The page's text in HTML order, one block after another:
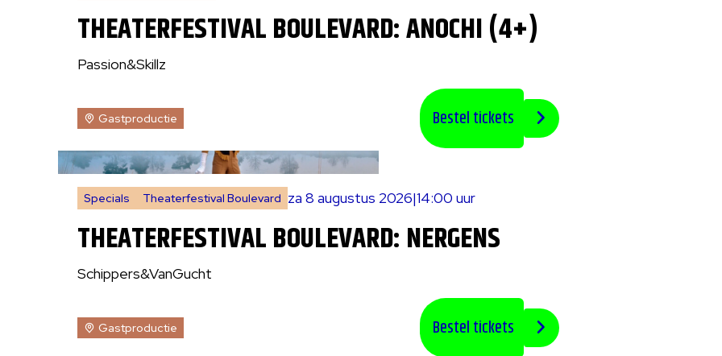
THEATERFESTIVAL BOULEVARD: ANOCHI (4+)
Passion&Skillz
Gastproductie Bestel tickets
THEATERFESTIVAL BOULEVARD: NERGENS
Specials Theaterfestival Boulevard za 8 augustus 2026|14:00 uur
Schippers&VanGucht
Gastproductie Bestel tickets